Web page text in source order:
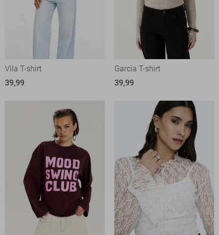
Vila T-shirt
39,99
Garcia T-shirt
39,99